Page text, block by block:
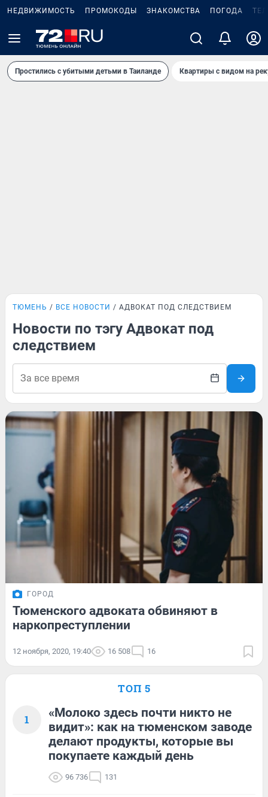
НЕДВИЖИМОСТЬ ПРОМОКОДЫ ЗНАКОМСТВА ПОГОДА
Простились с убитыми детьми в Таиланде Квартиры с видом на
ТЮМЕНЬ ВСЕ НОВОСТИ АДВОКАТ ПОД СЛЕДСТВИЕМ
Новости по тэгу Адвокат под
следствием
ГОРОД
Тюменского адвоката обвиняют в
наркопреступлении
12 ноября, 2020, 19:40 16 508 16
ТОП 5
1
«Молоко здесь почти никто не
видит»: как на тюменском заводе
делают продукты, которые вы
покупаете каждый день
96 736 131